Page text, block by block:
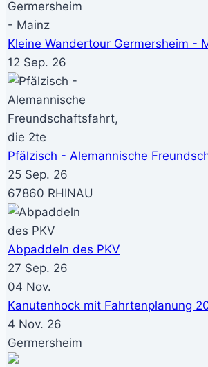
Kleine Wandertour Germersheim -
12 Sep. 26
Pfälzisch - Alemannische
25 Sep. 26
67860 RHINAU
Abpaddeln des PKV
27 Sep. 26
04 Nov.
Kanutenhock mit Fahrtenplanung
4 Nov. 26
Germersheim